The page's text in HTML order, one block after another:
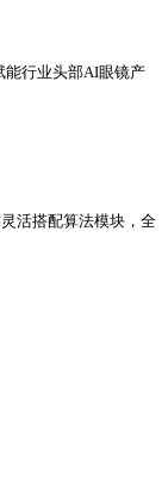
行业头部AI眼镜产
活搭配算法模块，全